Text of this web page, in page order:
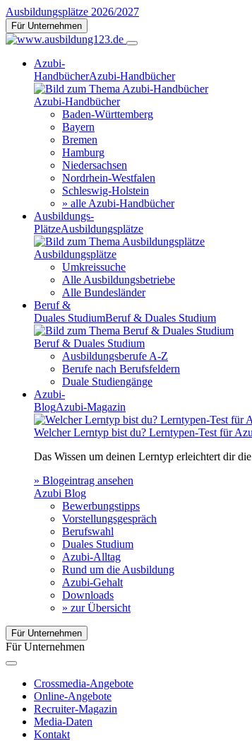
Ausbildungsplätze 2026/2027
Für Unternehmen
Azubi-
HandbücherAzubi-Handbücher
Azubi-Handbücher
Baden-Württemberg
Bayern
Bremen
Hamburg
Niedersachsen
Nordrhein-Westfalen
Schleswig-Holstein
» alle Azubi-Handbücher
Ausbildungs-
PlätzeAusbildungsplätze
Ausbildungsplätze
Umkreissuche
Alle Ausbildungsbetriebe
Alle Bundesländer
Beruf &
Duales StudiumBeruf & Duales Studium
Beruf & Duales Studium
Ausbildungsberufe A-Z
Berufe nach Berufsfeldern
Duale Studiengänge
Azubi-
BlogAzubi-Magazin
Welcher Lerntyp bist du? Lerntypen-Test für
Das Wissen um deinen Lerntyp erleichtert dir
» Blogeintrag ansehen
Azubi Blog
Bewerbungstipps
Vorstellungsgespräch
Berufswahl
Duales Studium
Azubi-Alltag
Rund um die Ausbildung
Azubi-Gehalt
Downloads
» zur Übersicht
Für Unternehmen
Für Unternehmen
Crossmedia-Angebote
Online-Angebote
Recruiter-Magazin
Media-Daten
Kontakt